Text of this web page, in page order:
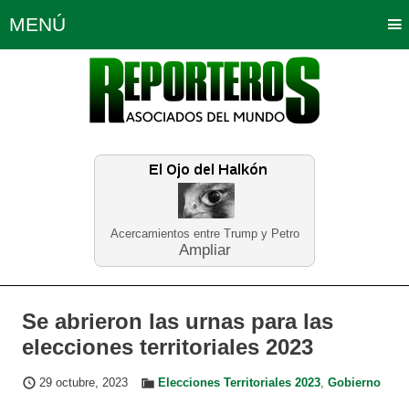
Acercamientos entre Trump y Petro
Ampliar
MENÚ
Política Opinión Bogotá
Planeta Tierra Deportes
Educación Neira
Se abrieron las urnas para las
elecciones territoriales 2023
29 octubre, 2023 Elecciones Territoriales 2023, Gobierno